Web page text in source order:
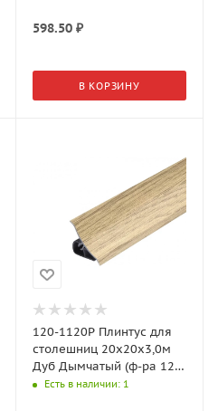
598.50₽
В КОРЗИНУ
120-1120P Плинтус для
столешниц 20х20х3,0м
Дуб Дымчатый (ф-ра 120-
1520, 33-3T)
Есть в наличии: 1